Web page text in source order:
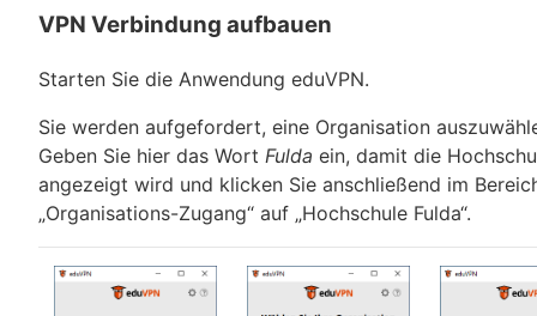
VPN Verbindung aufbauen
Starten Sie die Anwendung eduVPN.
Sie werden aufgefordert, eine Organisation
Geben Sie hier das Wort Fulda ein, damit die
angezeigt wird und klicken Sie anschließend im
„Organisations-Zugang“ auf „Hochschule Fulda“.